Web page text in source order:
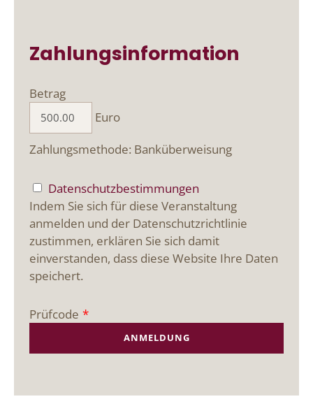
Zahlungsinformation
Betrag
Euro
Zahlungsmethode: Banküberweisung
Datenschutzbestimmungen
Indem Sie sich für diese Veranstaltung
anmelden und der Datenschutzrichtlinie
zustimmen, erklären Sie sich damit
einverstanden, dass diese Website Ihre Daten
speichert.
Prüfcode *